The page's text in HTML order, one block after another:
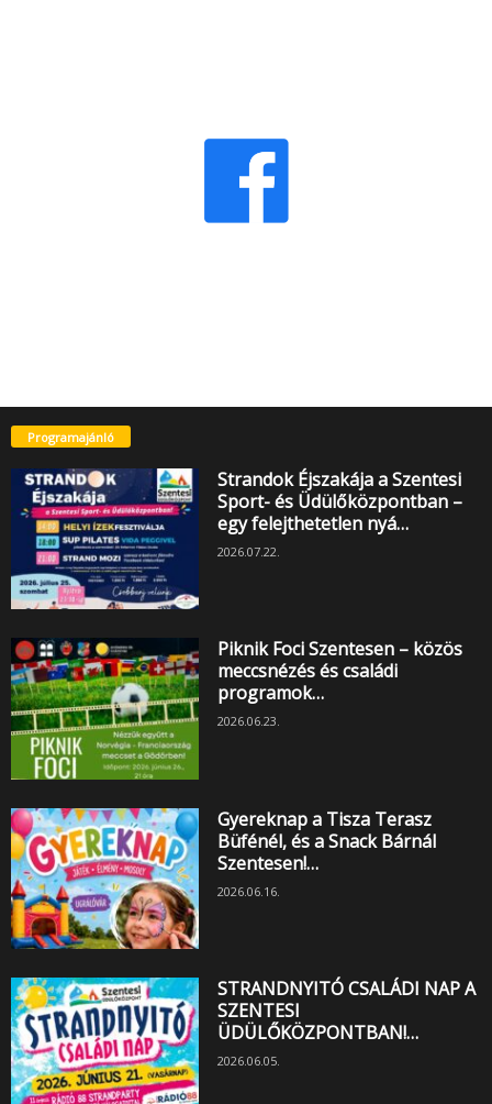
Programajánló
Strandok Éjszakája a Szentesi
Sport- és Üdülőközpontban –
egy felejthetetlen nyá…
2026.07.22.
Piknik Foci Szentesen – közös
meccsnézés és családi
programok…
2026.06.23.
Gyereknap a Tisza Terasz
Büfénél, és a Snack Bárnál
Szentesen!…
2026.06.16.
STRANDNYITÓ CSALÁDI NAP A
SZENTESI
ÜDÜLŐKÖZPONTBAN!…
2026.06.05.